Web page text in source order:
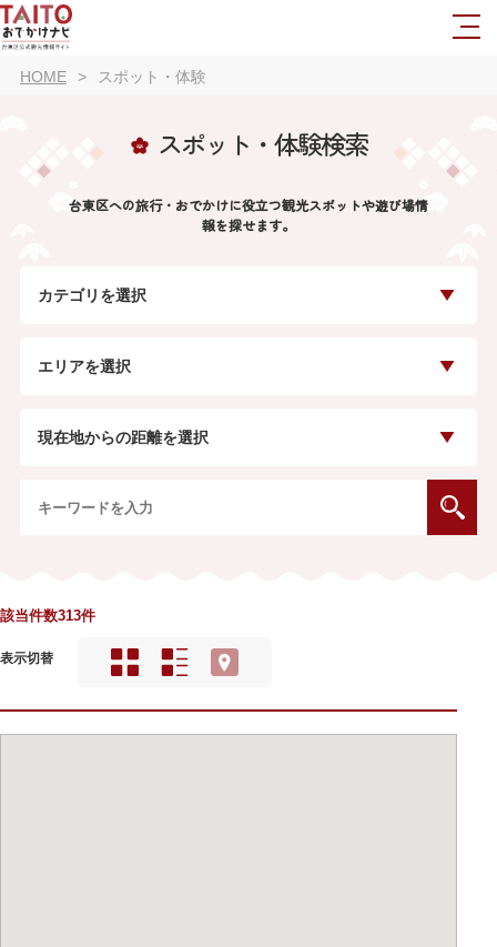
HOME スポット・体験
スポット・体験検索
台東区への旅行・おでかけに役立つ観光スポットや遊び場情
報を探せます。
カテゴリを選択
エリアを選択
現在地からの距離を選択
該当件数313件
表示切替